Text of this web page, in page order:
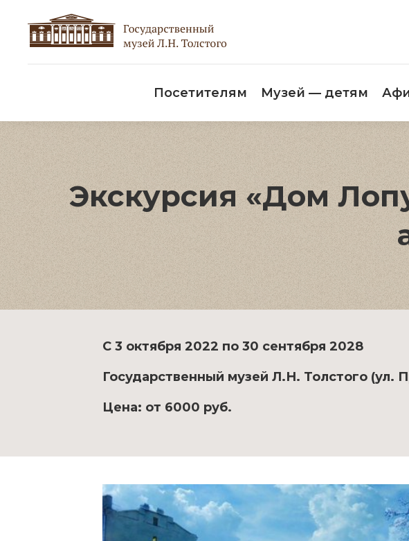
Посетителям Музей — детям
Экскурсия «Дом
С 3 октября 2022 по 30 сентября 2028
Государственный музей Л.Н. Толстого (ул.
Цена: от 6000 руб.